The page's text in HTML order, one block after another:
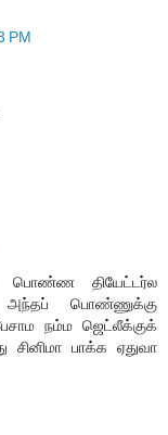
PM
தியேட்டர்ல
அந்தப் பொண்ணுக்கு
நம்ம ஜெட்லீக்குக்
சினிமா பாக்க ஏதுவா